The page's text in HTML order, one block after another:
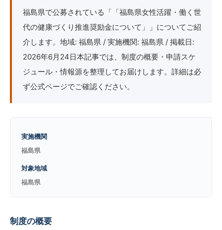
福島県で公募されている「「福島県女性活躍・働く世
代の健康づくり推進奨励金について」」についてご紹
介します。地域: 福島県 / 実施機関: 福島県 / 掲載日:
2026年6月24日本記事では、制度の概要・申請スケ
ジュール・情報源を整理してお届けします。詳細は必
ず公式ページでご確認ください。
実施機関
福島県
対象地域
福島県
制度の概要